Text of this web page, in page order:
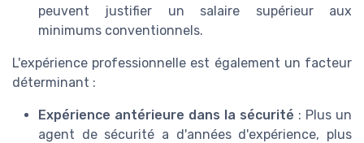
peuvent justifier un salaire supérieur aux
minimums conventionnels.
L'expérience professionnelle est également un facteur
déterminant :
Expérience antérieure dans la sécurité : Plus un
agent de sécurité a d'années d'expérience, plus